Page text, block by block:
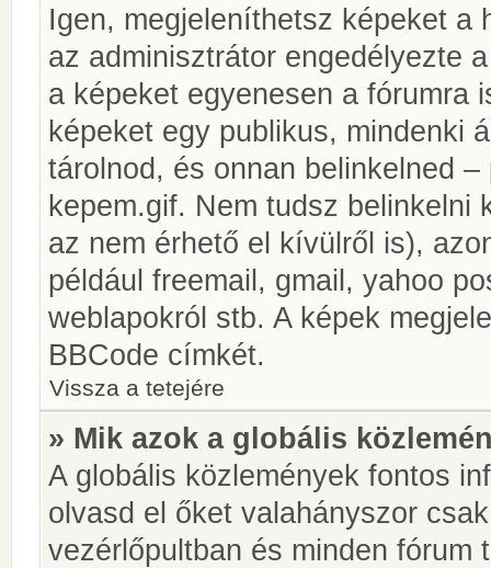
Igen, megjeleníthetsz képeket a
az adminisztrátor engedélyezte
a képeket egyenesen a fórumra
képeket egy publikus, mindenki
tárolnod, és onnan belinkelned
kepem.gif. Nem tudsz belinkelni
az nem érhető el kívülről is),
például freemail, gmail, yahoo
weblapokról stb. A képek
BBCode címkét.
Vissza a tetejére
» Mik azok a globális
A globális közlemények fontos
olvasd el őket valahányszor
vezérlőpultban és minden fórum